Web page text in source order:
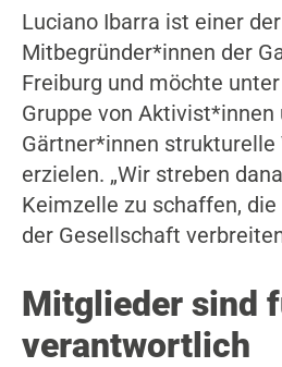
Luciano Ibarra ist einer der
Mitbegründer*innen der
Freiburg und möchte
Gruppe von Aktivist*innen
Gärtner*innen strukturelle
erzielen. „Wir streben
Keimzelle zu schaffen,
der Gesellschaft
Mitglieder sind
verantwortlich